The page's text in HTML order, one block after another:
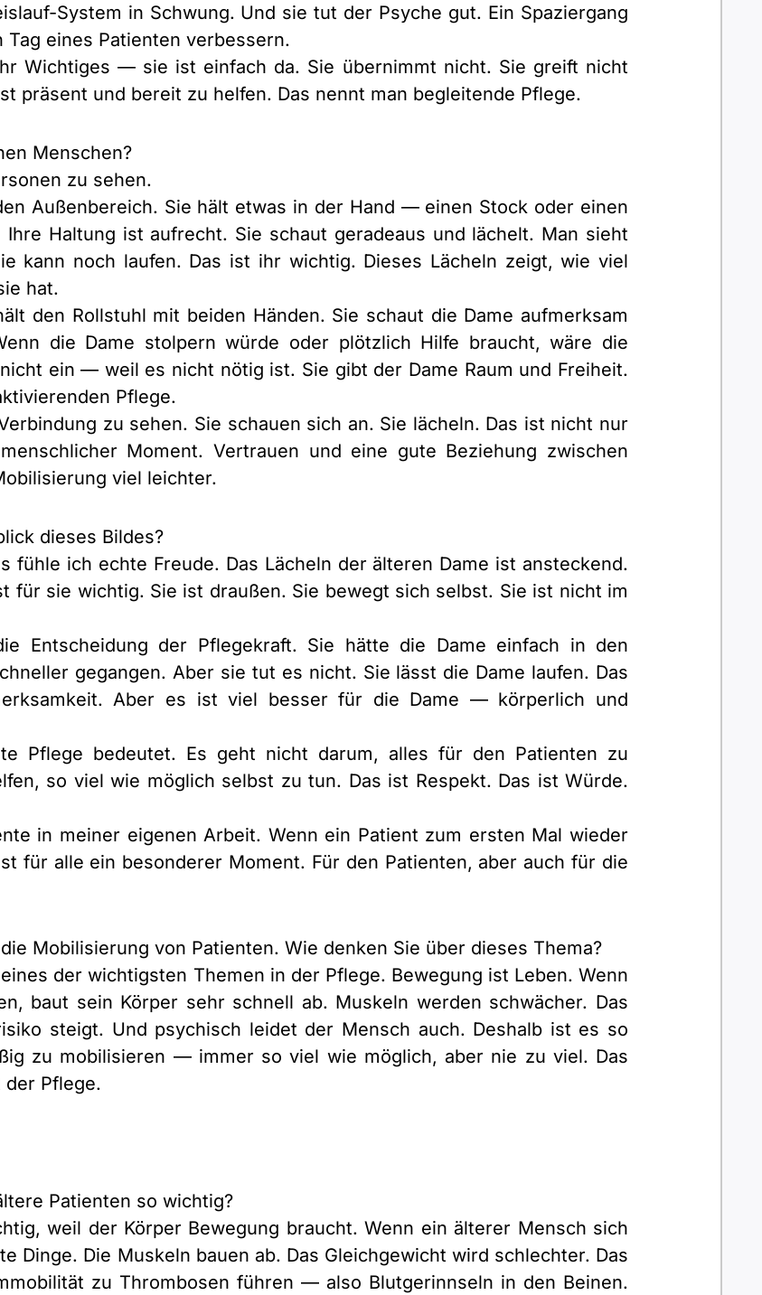
System in Schwung. Und sie tut der Psyche gut. Ein Spaziergang
eines Patienten verbessern.
Wichtiges — sie ist einfach da. Sie übernimmt nicht. Sie greift nicht
präsent und bereit zu helfen. Das nennt man begleitende Pflege.
Menschen?
zu sehen.
Außenbereich. Sie hält etwas in der Hand — einen Stock oder einen
Haltung ist aufrecht. Sie schaut geradeaus und lächelt. Man sieht
kann noch laufen. Das ist ihr wichtig. Dieses Lächeln zeigt, wie viel
hat.
den Rollstuhl mit beiden Händen. Sie schaut die Dame aufmerksam
die Dame stolpern würde oder plötzlich Hilfe braucht, wäre die
ein — weil es nicht nötig ist. Sie gibt der Dame Raum und Freiheit.
Pflege.
zu sehen. Sie schauen sich an. Sie lächeln. Das ist nicht nur
Moment. Vertrauen und eine gute Beziehung zwischen
viel leichter.
dieses Bildes?
fühle ich echte Freude. Das Lächeln der älteren Dame ist ansteckend.
sie wichtig. Sie ist draußen. Sie bewegt sich selbst. Sie ist nicht im
Entscheidung der Pflegekraft. Sie hätte die Dame einfach in den
gegangen. Aber sie tut es nicht. Sie lässt die Dame laufen. Das
Aber es ist viel besser für die Dame — körperlich und
Pflege bedeutet. Es geht nicht darum, alles für den Patienten zu
so viel wie möglich selbst zu tun. Das ist Respekt. Das ist Würde.
in meiner eigenen Arbeit. Wenn ein Patient zum ersten Mal wieder
für alle ein besonderer Moment. Für den Patienten, aber auch für die
Mobilisierung von Patienten. Wie denken Sie über dieses Thema?
der wichtigsten Themen in der Pflege. Bewegung ist Leben. Wenn
baut sein Körper sehr schnell ab. Muskeln werden schwächer. Das
steigt. Und psychisch leidet der Mensch auch. Deshalb ist es so
zu mobilisieren — immer so viel wie möglich, aber nie zu viel. Das
Pflege.
Patienten so wichtig?
weil der Körper Bewegung braucht. Wenn ein älterer Mensch sich
Dinge. Die Muskeln bauen ab. Das Gleichgewicht wird schlechter. Das
zu Thrombosen führen — also Blutgerinnseln in den Beinen.